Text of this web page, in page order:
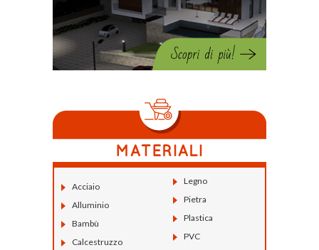
Acciaio
Alluminio
Bambù
Calcestruzzo
Legno
Pietra
Plastica
PVC